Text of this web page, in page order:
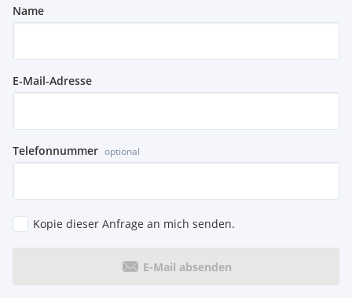
Name
E-Mail-Adresse
Telefonnummer optional
Kopie dieser Anfrage an mich senden.
E-Mail absenden